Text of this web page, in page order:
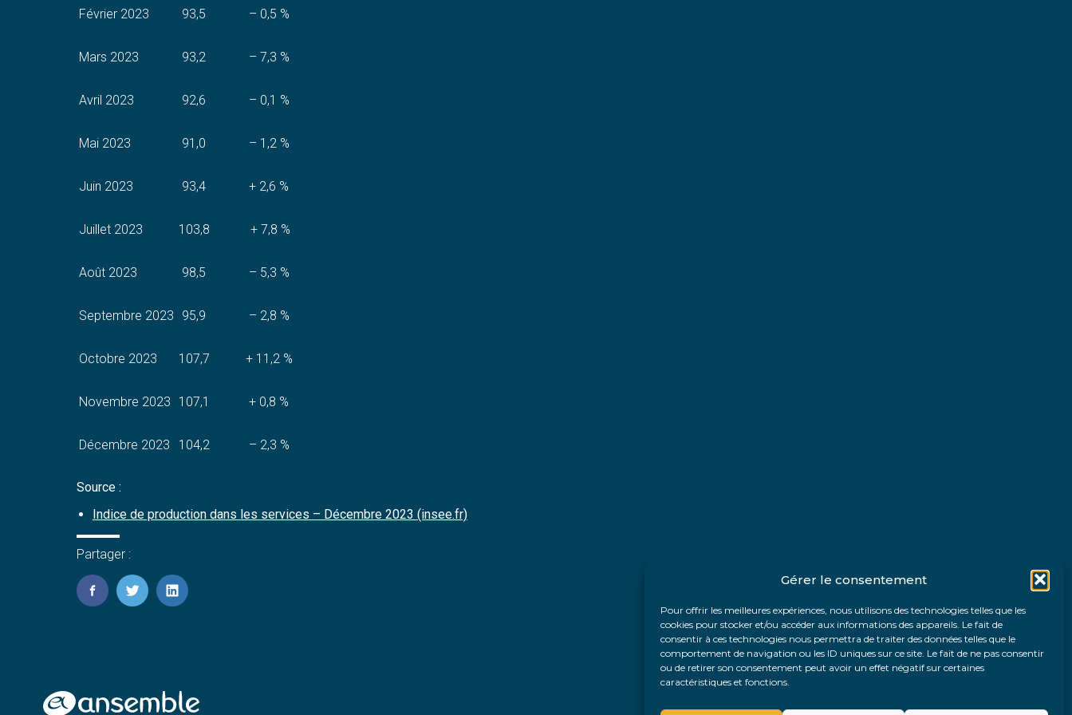
Gérer le consentement
Pour offrir les meilleures expériences, nous utilisons des technologies telles que les
cookies pour stocker et/ou accéder aux informations des appareils. Le fait de
consentir à ces technologies nous permettra de traiter des données telles que le
comportement de navigation ou les ID uniques sur ce site. Le fait de ne pas consentir
ou de retirer son consentement peut avoir un effet négatif sur certaines
caractéristiques et fonctions.
Février 2023 93,5 – 0,5 %
Mars 2023 93,2 – 7,3 %
Avril 2023 92,6 – 0,1 %
Mai 2023 91,0 – 1,2 %
Juin 2023 93,4 + 2,6 %
Juillet 2023 103,8 + 7,8 %
Août 2023 98,5 – 5,3 %
Septembre 2023 95,9 – 2,8 %
Octobre 2023 107,7 + 11,2 %
Novembre 2023 107,1 + 0,8 %
Décembre 2023 104,2 – 2,3 %
Source :
Indice de production dans les services – Décembre 2023 (insee.fr)
Partager :
FaceBook
TwitterLinkedIn